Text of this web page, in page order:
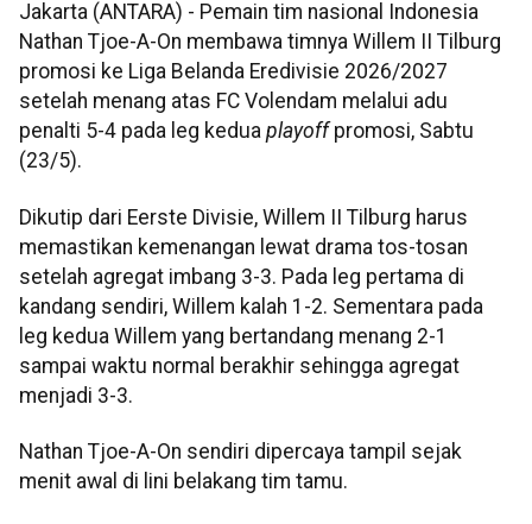
Jakarta (ANTARA) - Pemain tim nasional Indonesia
Nathan Tjoe-A-On membawa timnya Willem II Tilburg
promosi ke Liga Belanda Eredivisie 2026/2027
setelah menang atas FC Volendam melalui adu
penalti 5-4 pada leg kedua playoffpromosi, Sabtu
(23/5).
Dikutip dari Eerste Divisie, Willem II Tilburg harus
memastikan kemenangan lewat drama tos-tosan
setelah agregat imbang 3-3. Pada leg pertama di
kandang sendiri, Willem kalah 1-2. Sementara pada
leg kedua Willem yang bertandang menang 2-1
sampai waktu normal berakhir sehingga agregat
menjadi 3-3.
Nathan Tjoe-A-On sendiri dipercaya tampil sejak
menit awal di lini belakang tim tamu.